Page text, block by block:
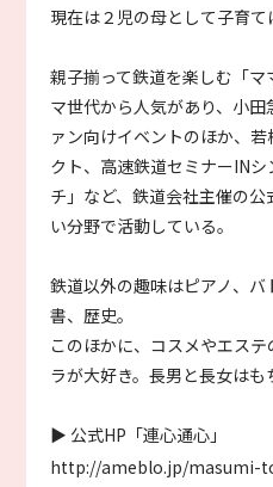
現在は２児の母として子育て
親子揃って鉄道を楽しむ「
マ世代から人気があり、小
ァン向けイベントのほか、
クト、高速鉄道セミナーIN
チ」など、鉄道会社主催の
い分野で活動している。
鉄道以外の趣味はピアノ、
書、歴史。
このほかに、コスメやエス
ラが大好き。長男と長女はも
▶ 公式HP「連心通心」
http://ameblo.jp/masumi-